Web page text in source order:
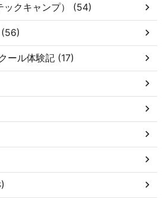
ックキャンプ） (54)
ール体験記 (17)